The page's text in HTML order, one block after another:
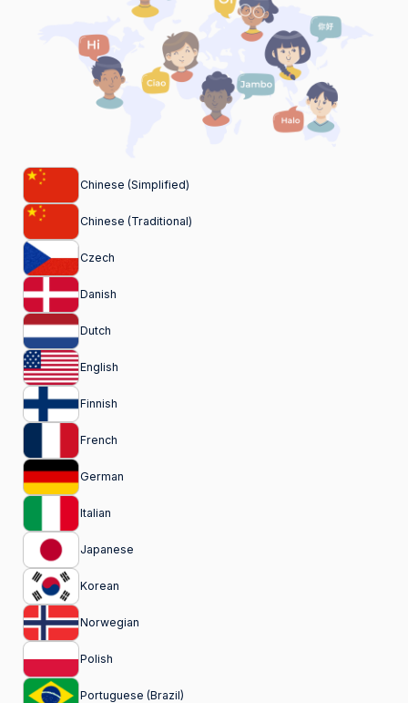
Chinese (Simplified)
Chinese (Traditional)
Czech
Danish
Dutch
English
Finnish
French
German
Italian
Japanese
Korean
Norwegian
Polish
Portuguese (Brazil)